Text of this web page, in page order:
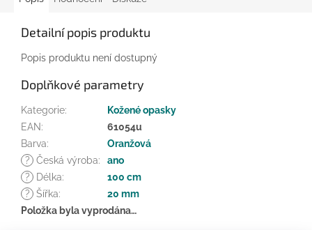
Detailní popis produktu
Popis produktu není dostupný
Doplňkové parametry
Kategorie:
Kožené opasky
EAN:
61054u
Barva:
Oranžová
?
Česká výroba:
ano
?
Délka:
100 cm
?
Šířka:
20 mm
Položka byla vyprodána…